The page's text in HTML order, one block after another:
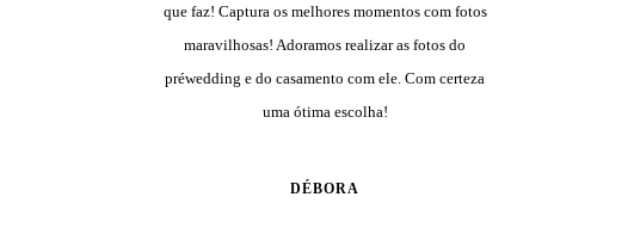
que faz! Captura os melhores momentos com fotos
maravilhosas! Adoramos realizar as fotos do
préwedding e do casamento com ele. Com certeza
uma ótima escolha!
DÉBORA